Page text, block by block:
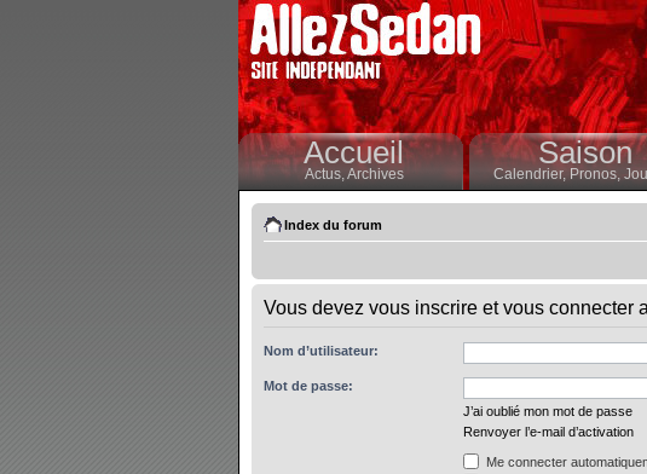
Accueil
Actus,Archives
Saison
Calendrier,Pronos,
Index du forum
Vous devez vous inscrire et vous connecter
Nom d’utilisateur:
Mot de passe:
J’ai oublié mon mot de passe
Renvoyer l’e-mail d’activation
Me connecter